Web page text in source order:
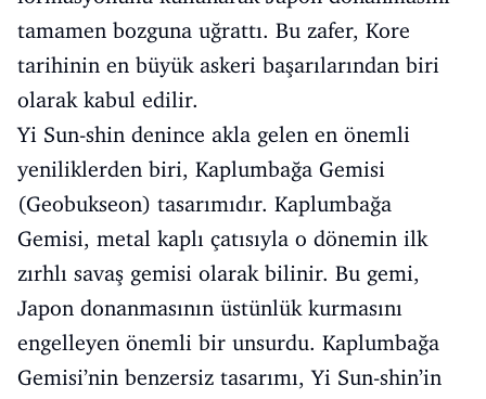
tamamen bozguna uğrattı. Bu zafer, Kore
tarihinin en büyük askeri başarılarından biri
olarak kabul edilir.
Yi Sun-shin denince akla gelen en önemli
yeniliklerden biri, Kaplumbağa Gemisi
(Geobukseon) tasarımıdır. Kaplumbağa
Gemisi, metal kaplı çatısıyla o dönemin ilk
zırhlı savaş gemisi olarak bilinir. Bu gemi,
Japon donanmasının üstünlük kurmasını
engelleyen önemli bir unsurdu. Kaplumbağa
Gemisi’nin benzersiz tasarımı, Yi Sun-shin’in